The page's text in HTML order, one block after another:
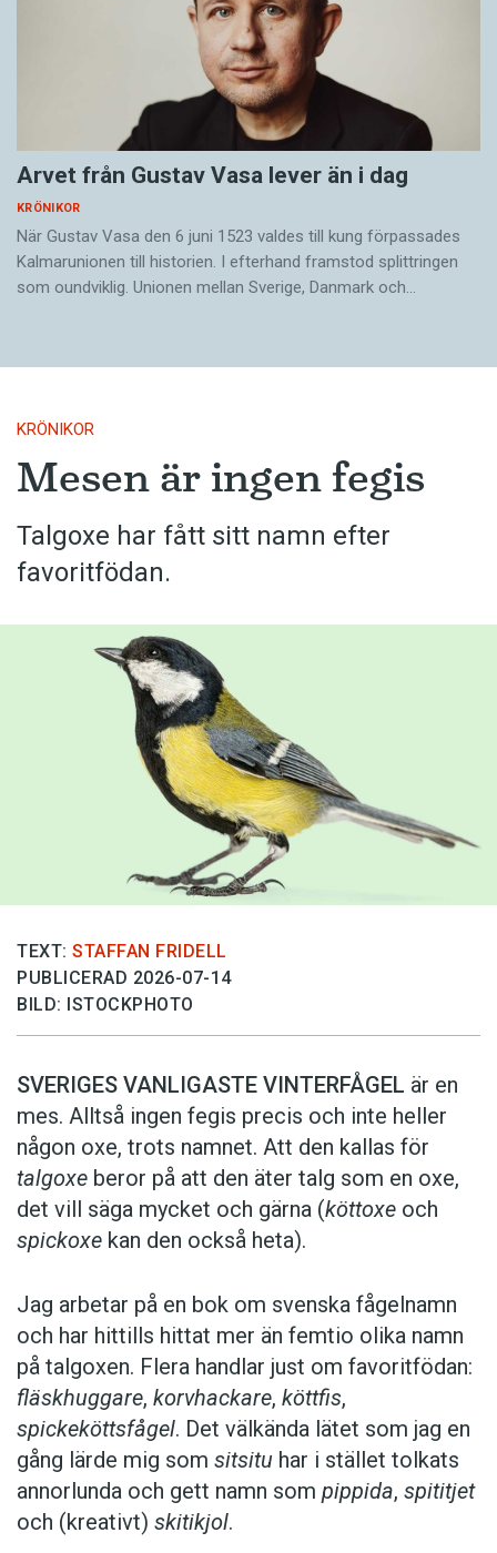
Arvet från Gustav Vasa lever än i dag
KRÖNIKOR
När Gustav Vasa den 6 juni 1523 ­valdes till kung förpassades
Kalmar­unionen till historien. I efterhand framstod splittringen
som ound­viklig. ­Unionen ­mellan Sverige, Danmark och…
KRÖNIKOR
Mesen är ingen fegis
Talgoxe har fått sitt namn efter
favoritfödan.
TEXT: STAFFAN FRIDELL
PUBLICERAD 2026-07-14
BILD: ISTOCKPHOTO
SVERIGES VANLIGASTE VINTERFÅGEL är en
mes. Alltså ingen fegis precis och inte heller
någon oxe, trots namnet. Att den kallas för
talgoxe beror på att den äter talg som en oxe,
det vill säga mycket och gärna (köttoxe och
spickoxe kan den också heta).
Jag arbetar på en bok om svenska fågelnamn
och har hittills hittat mer än femtio olika namn
på talgoxen. Flera handlar just om favoritfödan:
fläskhuggare, korvhackare, köttfis,
spickeköttsfågel. Det välkända lätet som jag en
gång lärde mig som sitsitu har i stället tolkats
annorlunda och gett namn som pippida, spititjet
och (kreativt) skitikjol.